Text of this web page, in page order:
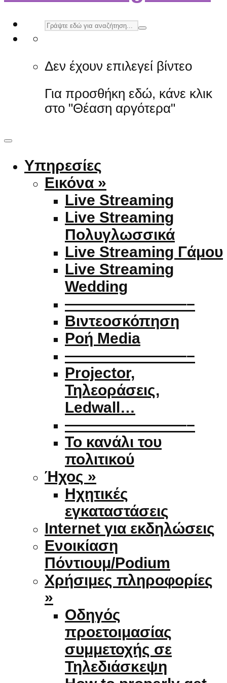
Δεν έχουν επιλεγεί βίντεο
Για προσθήκη εδώ, κάνε κλικ
στο "Θέαση αργότερα"
Υπηρεσίες
Εικόνα »
Live Streaming
Live Streaming
Πολυγλωσσικά
Live Streaming Γάμου
Live Streaming
Wedding
————————–
Βιντεοσκόπηση
Ροή Media
————————–
Projector,
Τηλεοράσεις,
Ledwall…
————————–
Το κανάλι του
πολιτικού
Ήχος »
Ηχητικές
εγκαταστάσεις
Internet για εκδηλώσεις
Ενοικίαση
Πόντιουμ/Podium
Χρήσιμες πληροφορίες
»
Οδηγός
προετοιμασίας
συμμετοχής σε
Τηλεδιάσκεψη